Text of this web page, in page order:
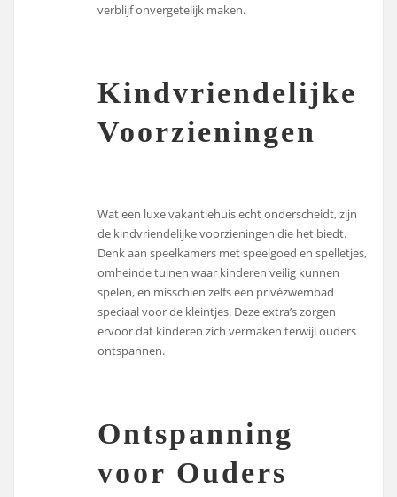
verblijf onvergetelijk maken.
Kindvriendelijke
Voorzieningen
Wat een luxe vakantiehuis echt onderscheidt, zijn
de kindvriendelijke voorzieningen die het biedt.
Denk aan speelkamers met speelgoed en spelletjes,
omheinde tuinen waar kinderen veilig kunnen
spelen, en misschien zelfs een privézwembad
speciaal voor de kleintjes. Deze extra’s zorgen
ervoor dat kinderen zich vermaken terwijl ouders
ontspannen.
Ontspanning
voor Ouders